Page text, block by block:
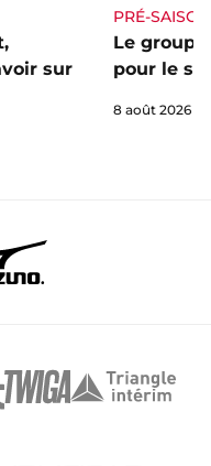
sur
PRÉ-SAISON
Le groupe
pour le
8 août 2026